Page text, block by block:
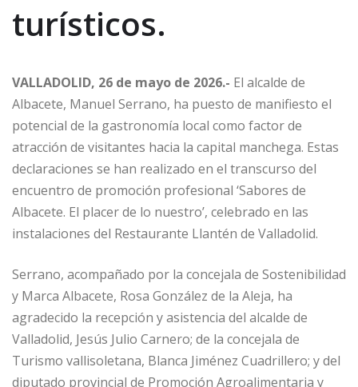
turísticos.
VALLADOLID, 26 de mayo de 2026.- El alcalde de
Albacete, Manuel Serrano, ha puesto de manifiesto el
potencial de la gastronomía local como factor de
atracción de visitantes hacia la capital manchega. Estas
declaraciones se han realizado en el transcurso del
encuentro de promoción profesional ‘Sabores de
Albacete. El placer de lo nuestro’, celebrado en las
instalaciones del Restaurante Llantén de Valladolid.
Serrano, acompañado por la concejala de Sostenibilidad
y Marca Albacete, Rosa González de la Aleja, ha
agradecido la recepción y asistencia del alcalde de
Valladolid, Jesús Julio Carnero; de la concejala de
Turismo vallisoletana, Blanca Jiménez Cuadrillero; y del
diputado provincial de Promoción Agroalimentaria y